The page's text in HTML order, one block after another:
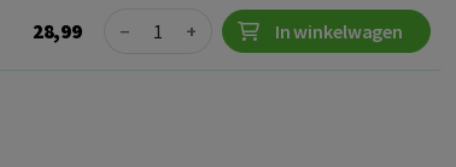
28,99 Quantity
− + In winkelwagen